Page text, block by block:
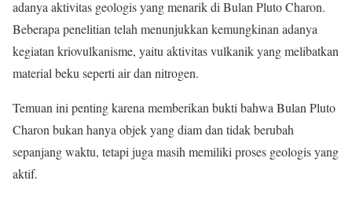
adanya aktivitas geologis yang menarik di Bulan Pluto Charon.
Beberapa penelitian telah menunjukkan kemungkinan adanya
kegiatan kriovulkanisme, yaitu aktivitas vulkanik yang melibatkan
material beku seperti air dan nitrogen.
Temuan ini penting karena memberikan bukti bahwa Bulan Pluto
Charon bukan hanya objek yang diam dan tidak berubah
sepanjang waktu, tetapi juga masih memiliki proses geologis yang
aktif.